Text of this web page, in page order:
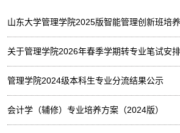
山东大学管理学院2025版智能管理创新班培
关于管理学院2026年春季学期转专业笔试安
管理学院2024级本科生专业分流结果公示
会计学（辅修）专业培养方案（2024版）